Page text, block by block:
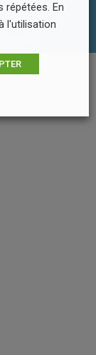
En
l'utilisation